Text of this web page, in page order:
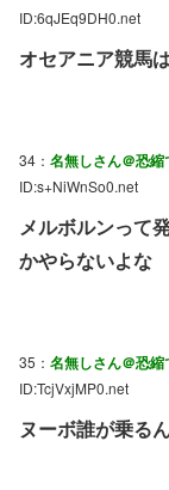
ID:6qJEq9DH0.net
オセアニア競馬
34： 名無しさん＠恐
ID:s+NiWnSo0.net
メルボルンって
かやらないよな
35： 名無しさん＠恐
ID:TcjVxjMP0.net
ヌーボ誰が乗る